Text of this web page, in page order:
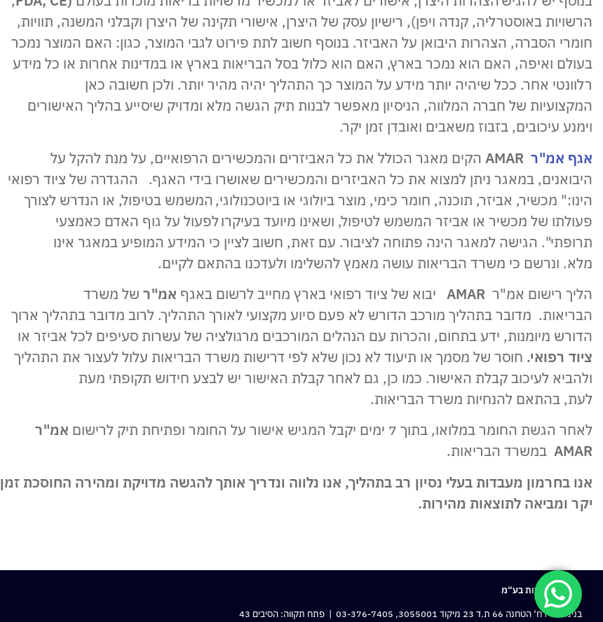
הרשויות באוסטרליה, קנדה ויפן), רישיון עסק של היצרן, אישורי תקינה של היצרן וקבלני המשנה, תוויות,
חומרי הסברה, הצהרות היבואן על האביזר. בנוסף חשוב לתת פירוט לגבי המוצר, כגון: האם המוצר נמכר
בעולם ואיפה, האם הוא נמכר בארץ, האם הוא כלול בסל הבריאות בארץ או במדינות אחרות או כל מידע
רלוונטי אחר. ככל שיהיה יותר מידע על המוצר כך התהליך יהיה מהיר יותר. ולכן חשובה כאן
המקצועיות של חברה המלווה, הניסיון מאפשר לבנות תיק הגשה מלא ומדויק שיסייע בהליך האישורים
וימנע עיכובים, בזבוז משאבים ואובדן זמן יקר.
אגף אמ"ר
הקים מאגר הכולל את כל האביזרים והמכשירים הרפואיים, על מנת להקל על
היבואנים, במאגר ניתן למצוא את כל האביזרים והמכשירים שאושרו בידי האגף. ההגדרה של ציוד רפואי
הינו:" מכשיר, אביזר, תוכנה, חומר כימי, מוצר ביולוגי או ביוטכנולוגי, המשמש בטיפול, או הנדרש לצורך
פעולתו של מכשיר או אביזר המשמש לטיפול, ושאינו מיועד בעיקרו לפעול על גוף האדם כאמצעי
תרופתי". הגישה למאגר הינה פתוחה לציבור. עם זאת, חשוב לציין כי המידע המופיע במאגר אינו
מלא. ונרשם כי משרד הבריאות עושה מאמץ להשלימו ולעדכנו בהתאם לקיים.
הליך רישום אמ"ר AMAR יבוא של ציוד רפואי בארץ מחייב לרשום באגף אמ"ר של משרד
הבריאות. מדובר בתהליך מורכב הדורש לא פעם סיוע מקצועי לאורך התהליך. לרוב מדובר בתהליך ארוך
הדורש מיומנות, ידע בתחום, והכרות עם הנהלים המורכבים מרגולציה של עשרות סעיפים לכל אביזר או
ציוד רפואי. חוסר של מסמך או תיעוד לא נכון שלא לפי דרישות משרד הבריאות עלול לעצור את התהליך
ולהביא לעיכוב קבלת האישור. כמו כן, גם לאחר קבלת האישור יש לבצע חידוש תקופתי מעת
לעת, בהתאם להנחיות משרד הבריאות.
לאחר הגשת החומר במלואו, בתוך 7 ימים יקבל המגיש אישור על החומר ופתיחת תיק לרישום
אמ"ר
AMAR במשרד הבריאות.
אנו בחרמון מעבדות בעלי נסיון רב בתהליך, אנו נלווה ונדריך אותך להגשה מדויקת ומהירה החוסכת זמן
יקר ומביאה לתוצאות מהירות.
חרמון מעבדות בע“מ
בנימינה: רח‘ הטחנה 66 ת.ד 23 מיקוד 3055001,
03-376-7405 | פתח תקווה: הסיבים 43